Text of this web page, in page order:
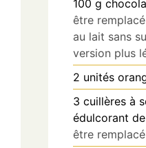
100 g
être
au lait sans
version plus
2 unités
3 cuillères à
édulcorant
être